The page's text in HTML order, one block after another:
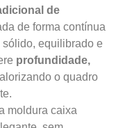
de
de forma contínua
equilibrado e
profundidade,
o quadro
moldura caixa